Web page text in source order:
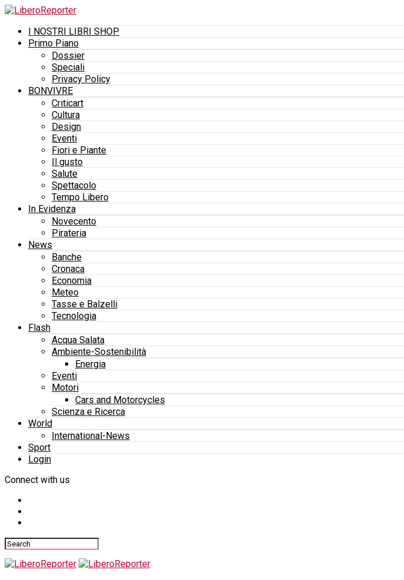
I NOSTRI LIBRI SHOP
Primo Piano
Dossier
Speciali
Privacy Policy
BONVIVRE
Criticart
Cultura
Design
Eventi
Fiori e Piante
Il gusto
Salute
Spettacolo
Tempo Libero
In Evidenza
Novecento
Pirateria
News
Banche
Cronaca
Economia
Meteo
Tasse e Balzelli
Tecnologia
Flash
Acqua Salata
Ambiente-Sostenibilità
Energia
Eventi
Motori
Cars and Motorcycles
Scienza e Ricerca
World
International-News
Sport
Login
Connect with us